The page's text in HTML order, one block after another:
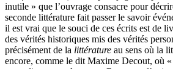
inutile » que l’ouvrage consacre pour
seconde littérature fait passer le savoir
il est vrai que le souci de ces écrits est de
des vérités historiques mis des vérités
précisément de la littérature au sens où la
encore, comme le dit Maxime Decout, où «